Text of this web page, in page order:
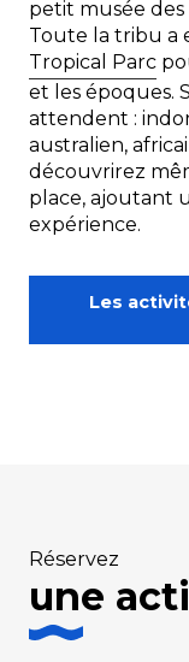
petit musée des
Toute la tribu a
Tropical Parc
et les époques.
attendent :
australien,
découvrirez
place, ajoutant
expérience.
Les
Réservez
une